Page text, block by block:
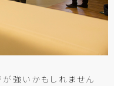
強いかもしれません